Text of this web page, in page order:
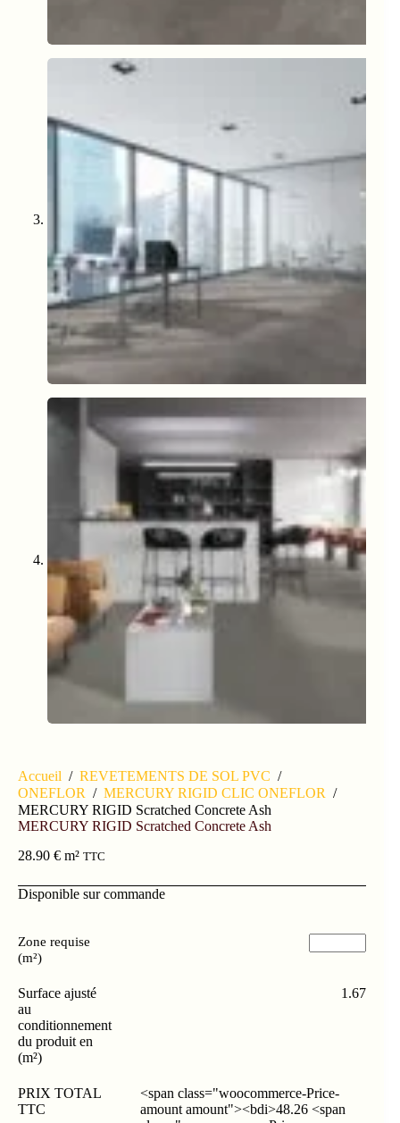
Accueil / REVETEMENTS DE SOL PVC /
ONEFLOR / MERCURY RIGID CLIC ONEFLOR /
MERCURY RIGID Scratched Concrete Ash
MERCURY RIGID Scratched Concrete Ash
28.90 € m² TTC
Disponible sur commande
Zone requise
(m²)
Surface ajusté
au
conditionnement
du produit en
(m²)
1.67
PRIX TOTAL
TTC
<span class="woocommerce-Price-
amount amount"><bdi>48.26 <span